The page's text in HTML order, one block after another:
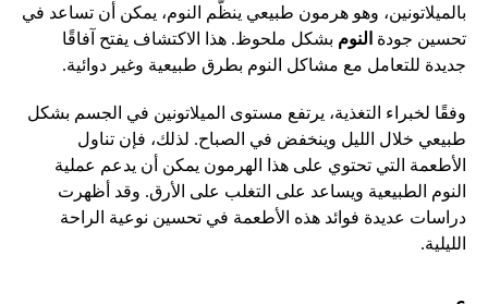
بالميلاتونين، وهو هرمون طبيعي ينظّم النوم، يمكن أن تساعد في
تحسين جودة النوم بشكل ملحوظ. هذا الاكتشاف يفتح آفاقًا
جديدة للتعامل مع مشاكل النوم بطرق طبيعية وغير دوائية.
وفقًا لخبراء التغذية، يرتفع مستوى الميلاتونين في الجسم بشكل
طبيعي خلال الليل وينخفض في الصباح. لذلك، فإن تناول
الأطعمة التي تحتوي على هذا الهرمون يمكن أن يدعم عملية
النوم الطبيعية ويساعد على التغلب على الأرق. وقد أظهرت
دراسات عديدة فوائد هذه الأطعمة في تحسين نوعية الراحة
الليلية.